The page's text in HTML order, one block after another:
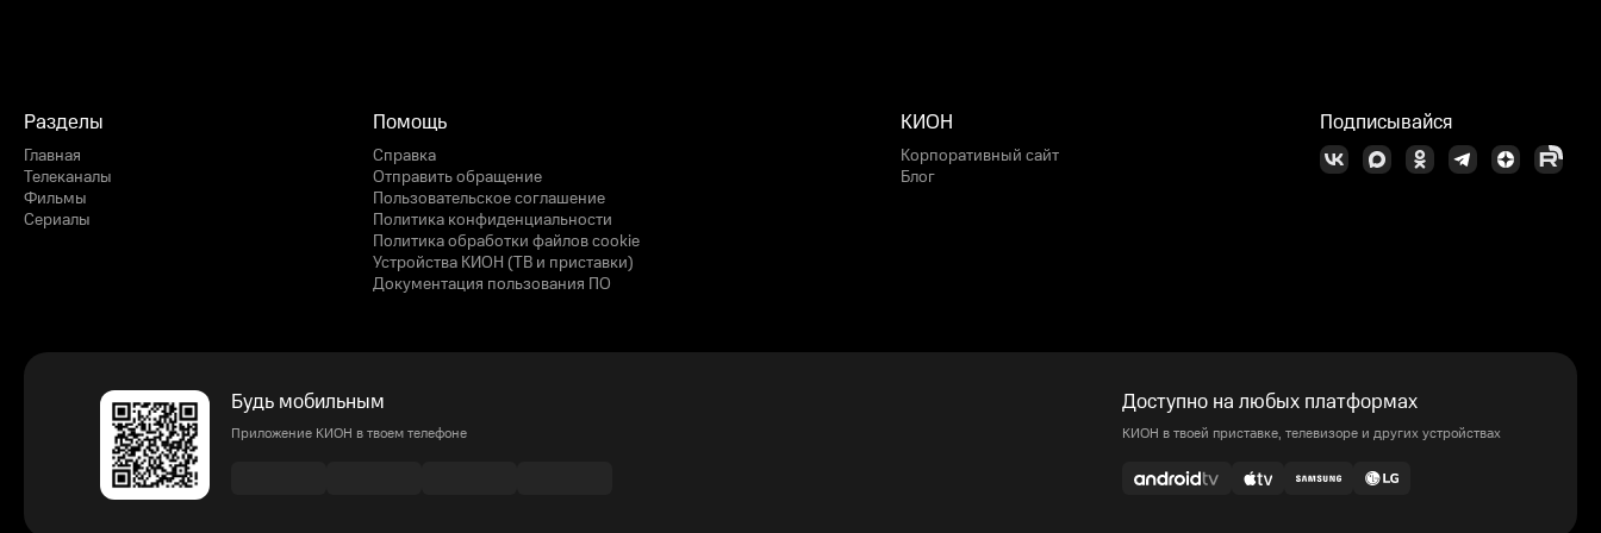
Разделы
Главная
Телеканалы
Фильмы
Сериалы
Помощь
Справка
Отправить обращение
Пользовательское соглашение
Политика конфиденциальности
Политика обработки файлов cookie
Устройства КИОН (ТВ и приставки)
Документация пользования ПО
КИОН
Корпоративный сайт
Блог
Подписывайся
Будь мобильным
Приложение КИОН в твоем телефоне
Доступно на любых платформах
КИОН в твоей приставке, телевизоре и других устройствах